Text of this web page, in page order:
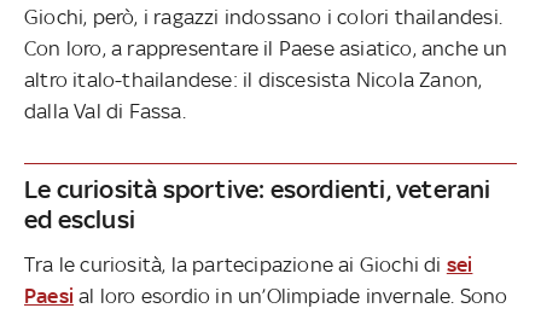
Giochi, però, i ragazzi indossano i colori thailandesi.
Con loro, a rappresentare il Paese asiatico, anche un
altro italo-thailandese: il discesista Nicola Zanon,
dalla Val di Fassa.
Le curiosità sportive: esordienti, veterani
ed esclusi
Tra le curiosità, la partecipazione ai Giochi di sei
Paesi al loro esordio in un’Olimpiade invernale. Sono